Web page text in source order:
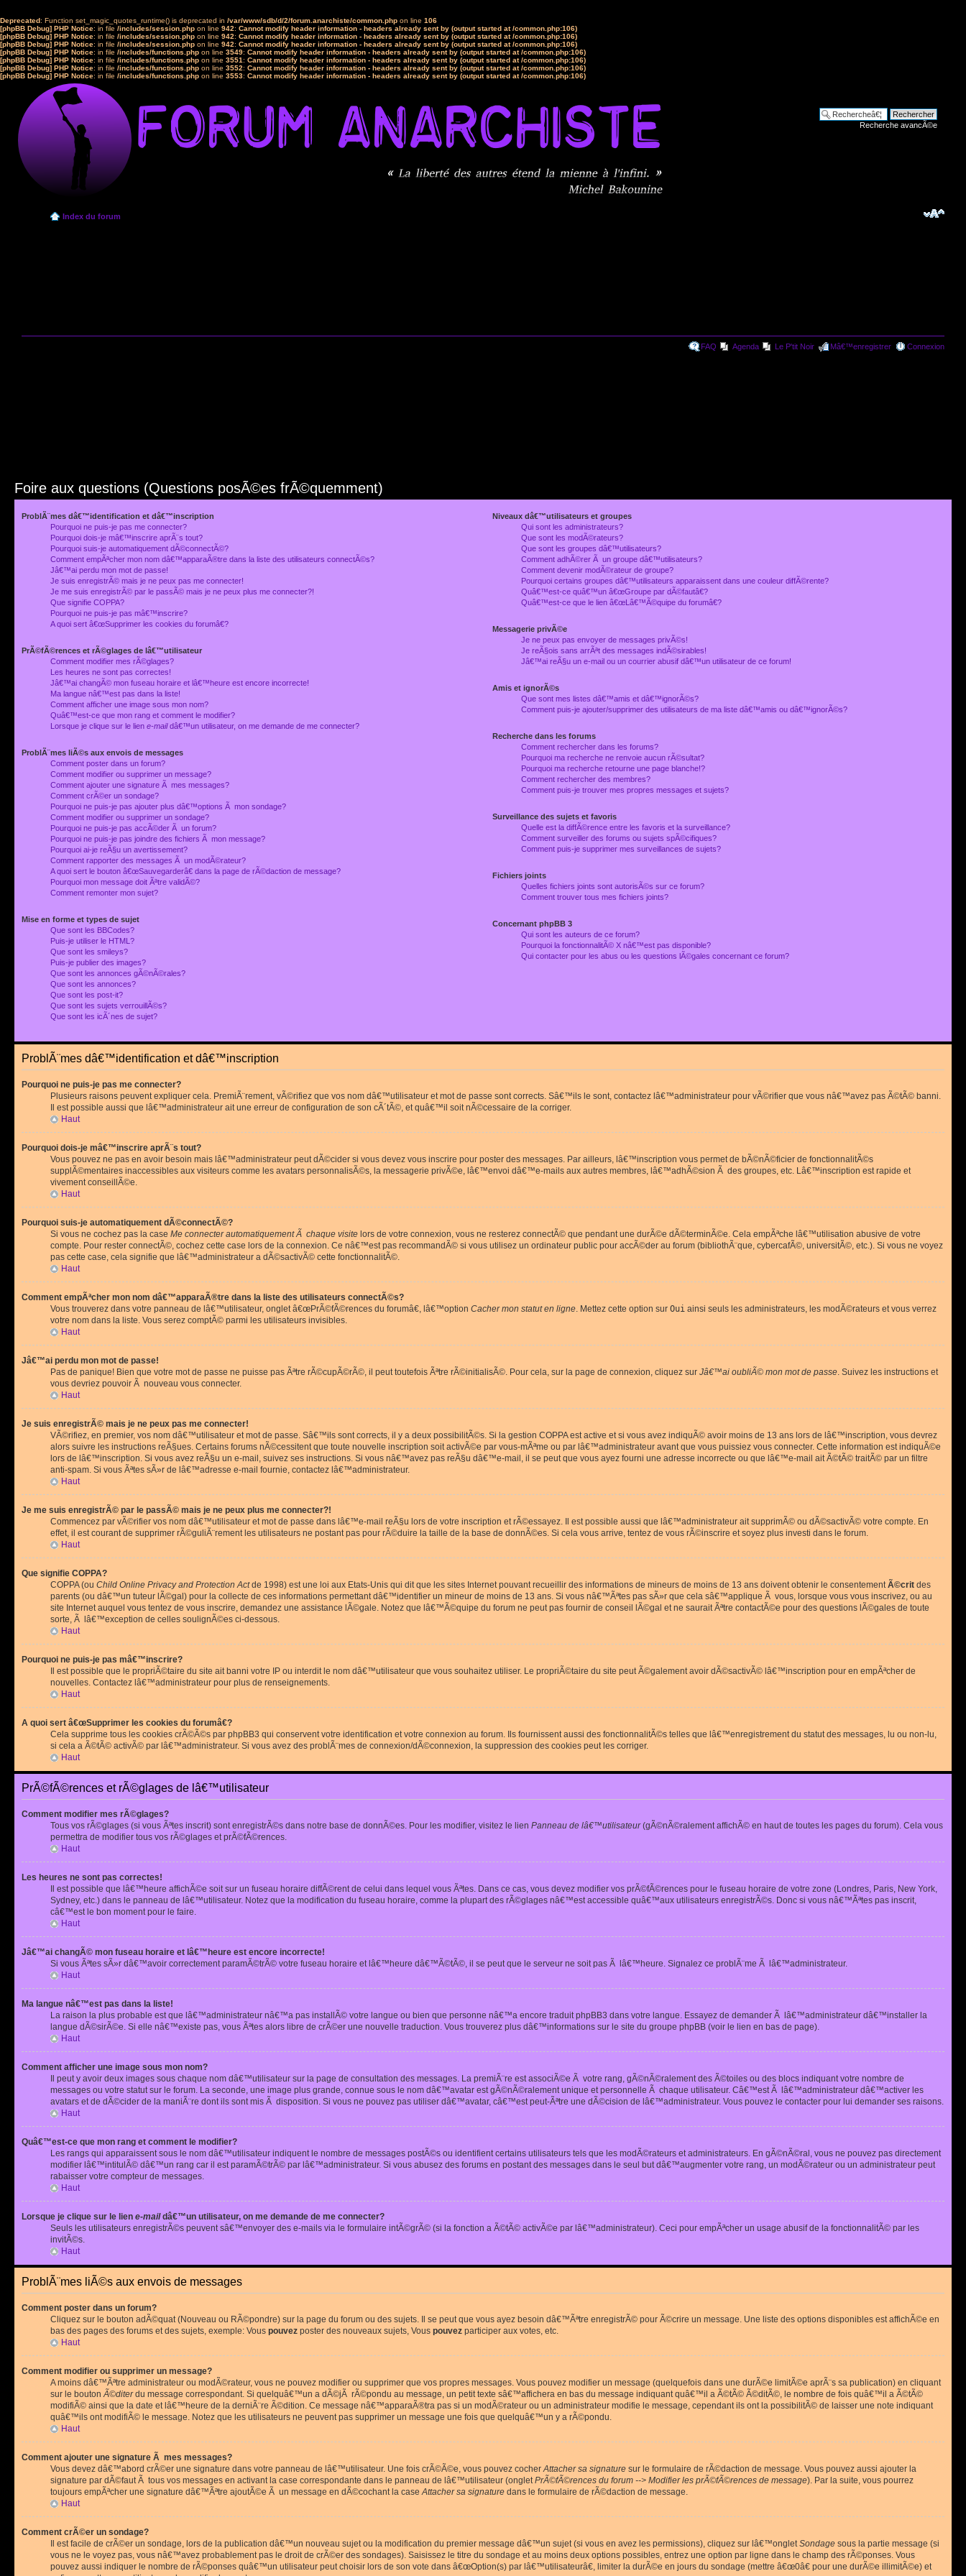
Deprecated: Function set_magic_quotes_runtime() is deprecated in /var/www/sdb/d/2/forum.anarchiste/common.php on line 106
[phpBB Debug] PHP Notice: in file /includes/session.php on line 942: Cannot modify header information - headers already sent by (output started at /common.php:106)
[phpBB Debug] PHP Notice: in file /includes/session.php on line 942: Cannot modify header information - headers already sent by (output started at /common.php:106)
[phpBB Debug] PHP Notice: in file /includes/session.php on line 942: Cannot modify header information - headers already sent by (output started at /common.php:106)
[phpBB Debug] PHP Notice: in file /includes/functions.php on line 3549: Cannot modify header information - headers already sent by (output started at /common.php:106)
[phpBB Debug] PHP Notice: in file /includes/functions.php on line 3551: Cannot modify header information - headers already sent by (output started at /common.php:106)
[phpBB Debug] PHP Notice: in file /includes/functions.php on line 3552: Cannot modify header information - headers already sent by (output started at /common.php:106)
[phpBB Debug] PHP Notice: in file /includes/functions.php on line 3553: Cannot modify header information - headers already sent by (output started at /common.php:106)
Recherche avancÃ©e
Index du forum
FAQ Agenda Le P'tit Noir Mâ€™enregistrer Connexion
Foire aux questions (Questions posÃ©es frÃ©quemment)
ProblÃ¨mes dâ€™identification et dâ€™inscription
Pourquoi ne puis-je pas me connecter?
Pourquoi dois-je mâ€™inscrire aprÃ¨s tout?
Pourquoi suis-je automatiquement dÃ©connectÃ©?
Comment empÃªcher mon nom dâ€™apparaÃ®tre dans la liste des utilisateurs connectÃ©s?
Jâ€™ai perdu mon mot de passe!
Je suis enregistrÃ© mais je ne peux pas me connecter!
Je me suis enregistrÃ© par le passÃ© mais je ne peux plus me connecter?!
Que signifie COPPA?
Pourquoi ne puis-je pas mâ€™inscrire?
A quoi sert â€œSupprimer les cookies du forumâ€?
PrÃ©fÃ©rences et rÃ©glages de lâ€™utilisateur
Comment modifier mes rÃ©glages?
Les heures ne sont pas correctes!
Jâ€™ai changÃ© mon fuseau horaire et lâ€™heure est encore incorrecte!
Ma langue nâ€™est pas dans la liste!
Comment afficher une image sous mon nom?
Quâ€™est-ce que mon rang et comment le modifier?
Lorsque je clique sur le lien e-maildâ€™un utilisateur, on me demande de me connecter?
ProblÃ¨mes liÃ©s aux envois de messages
Comment poster dans un forum?
Comment modifier ou supprimer un message?
Comment ajouter une signature Ã mes messages?
Comment crÃ©er un sondage?
Pourquoi ne puis-je pas ajouter plus dâ€™options Ã mon sondage?
Comment modifier ou supprimer un sondage?
Pourquoi ne puis-je pas accÃ©der Ã un forum?
Pourquoi ne puis-je pas joindre des fichiers Ã mon message?
Pourquoi ai-je reÃ§u un avertissement?
Comment rapporter des messages Ã un modÃ©rateur?
A quoi sert le bouton â€œSauvegarderâ€ dans la page de rÃ©daction de message?
Pourquoi mon message doit Ãªtre validÃ©?
Comment remonter mon sujet?
Mise en forme et types de sujet
Que sont les BBCodes?
Puis-je utiliser le HTML?
Que sont les smileys?
Puis-je publier des images?
Que sont les annonces gÃ©nÃ©rales?
Que sont les annonces?
Que sont les post-it?
Que sont les sujets verrouillÃ©s?
Que sont les icÃ´nes de sujet?
Niveaux dâ€™utilisateurs et groupes
Qui sont les administrateurs?
Que sont les modÃ©rateurs?
Que sont les groupes dâ€™utilisateurs?
Comment adhÃ©rer Ã un groupe dâ€™utilisateurs?
Comment devenir modÃ©rateur de groupe?
Pourquoi certains groupes dâ€™utilisateurs apparaissent dans une couleur diffÃ©rente?
Quâ€™est-ce quâ€™un â€œGroupe par dÃ©fautâ€?
Quâ€™est-ce que le lien â€œLâ€™Ã©quipe du forumâ€?
Messagerie privÃ©e
Je ne peux pas envoyer de messages privÃ©s!
Je reÃ§ois sans arrÃªt des messages indÃ©sirables!
Jâ€™ai reÃ§u un e-mail ou un courrier abusif dâ€™un utilisateur de ce forum!
Amis et ignorÃ©s
Que sont mes listes dâ€™amis et dâ€™ignorÃ©s?
Comment puis-je ajouter/supprimer des utilisateurs de ma liste dâ€™amis ou dâ€™ignorÃ©s?
Recherche dans les forums
Comment rechercher dans les forums?
Pourquoi ma recherche ne renvoie aucun rÃ©sultat?
Pourquoi ma recherche retourne une page blanche!?
Comment rechercher des membres?
Comment puis-je trouver mes propres messages et sujets?
Surveillance des sujets et favoris
Quelle est la diffÃ©rence entre les favoris et la surveillance?
Comment surveiller des forums ou sujets spÃ©cifiques?
Comment puis-je supprimer mes surveillances de sujets?
Fichiers joints
Quelles fichiers joints sont autorisÃ©s sur ce forum?
Comment trouver tous mes fichiers joints?
Concernant phpBB 3
Qui sont les auteurs de ce forum?
Pourquoi la fonctionnalitÃ© X nâ€™est pas disponible?
Qui contacter pour les abus ou les questions lÃ©gales concernant ce forum?
ProblÃ¨mes dâ€™identification et dâ€™inscription
Pourquoi ne puis-je pas me connecter?
Plusieurs raisons peuvent expliquer cela. PremiÃ¨rement, vÃ©rifiez que vos nom dâ€™utilisateur et mot de passe sont corrects. Sâ€™ils le sont, contactez lâ€™administrateur pour vÃ©rifier que vous nâ€™avez pas Ã©tÃ© banni.
Il est possible aussi que lâ€™administrateur ait une erreur de configuration de son cÃ´tÃ©, et quâ€™il soit nÃ©cessaire de la corriger.
Haut
Pourquoi dois-je mâ€™inscrire aprÃ¨s tout?
Vous pouvez ne pas en avoir besoin mais lâ€™administrateur peut dÃ©cider si vous devez vous inscrire pour poster des messages. Par ailleurs, lâ€™inscription vous permet de bÃ©nÃ©ficier de fonctionnalitÃ©s
supplÃ©mentaires inaccessibles aux visiteurs comme les avatars personnalisÃ©s, la messagerie privÃ©e, lâ€™envoi dâ€™e-mails aux autres membres, lâ€™adhÃ©sion Ã des groupes, etc. Lâ€™inscription est rapide et
vivement conseillÃ©e.
Haut
Pourquoi suis-je automatiquement dÃ©connectÃ©?
Si vous ne cochez pas la case Me connecter automatiquement Ã chaque visite lors de votre connexion, vous ne resterez connectÃ© que pendant une durÃ©e dÃ©terminÃ©e. Cela empÃªche lâ€™utilisation abusive de votre
compte. Pour rester connectÃ©, cochez cette case lors de la connexion. Ce nâ€™est pas recommandÃ© si vous utilisez un ordinateur public pour accÃ©der au forum (bibliothÃ¨que, cybercafÃ©, universitÃ©, etc.). Si vous ne voyez
pas cette case, cela signifie que lâ€™administrateur a dÃ©sactivÃ© cette fonctionnalitÃ©.
Haut
Comment empÃªcher mon nom dâ€™apparaÃ®tre dans la liste des utilisateurs connectÃ©s?
Vous trouverez dans votre panneau de lâ€™utilisateur, onglet â€œPrÃ©fÃ©rences du forumâ€, lâ€™option Cacher mon statut en ligne. Mettez cette option sur Oui ainsi seuls les administrateurs, les modÃ©rateurs et vous verrez
votre nom dans la liste. Vous serez comptÃ© parmi les utilisateurs invisibles.
Haut
Jâ€™ai perdu mon mot de passe!
Pas de panique! Bien que votre mot de passe ne puisse pas Ãªtre rÃ©cupÃ©rÃ©, il peut toutefois Ãªtre rÃ©initialisÃ©. Pour cela, sur la page de connexion, cliquez sur Jâ€™ai oubliÃ© mon mot de passe. Suivez les instructions et
vous devriez pouvoir Ã nouveau vous connecter.
Haut
Je suis enregistrÃ© mais je ne peux pas me connecter!
VÃ©rifiez, en premier, vos nom dâ€™utilisateur et mot de passe. Sâ€™ils sont corrects, il y a deux possibilitÃ©s. Si la gestion COPPA est active et si vous avez indiquÃ© avoir moins de 13 ans lors de lâ€™inscription, vous devrez
alors suivre les instructions reÃ§ues. Certains forums nÃ©cessitent que toute nouvelle inscription soit activÃ©e par vous-mÃªme ou par lâ€™administrateur avant que vous puissiez vous connecter. Cette information est indiquÃ©e
lors de lâ€™inscription. Si vous avez reÃ§u un e-mail, suivez ses instructions. Si vous nâ€™avez pas reÃ§u dâ€™e-mail, il se peut que vous ayez fourni une adresse incorrecte ou que lâ€™e-mail ait Ã©tÃ© traitÃ© par un filtre
anti-spam. Si vous Ãªtes sÃ»r de lâ€™adresse e-mail fournie, contactez lâ€™administrateur.
Haut
Je me suis enregistrÃ© par le passÃ© mais je ne peux plus me connecter?!
Commencez par vÃ©rifier vos nom dâ€™utilisateur et mot de passe dans lâ€™e-mail reÃ§u lors de votre inscription et rÃ©essayez. Il est possible aussi que lâ€™administrateur ait supprimÃ© ou dÃ©sactivÃ© votre compte. En
effet, il est courant de supprimer rÃ©guliÃ¨rement les utilisateurs ne postant pas pour rÃ©duire la taille de la base de donnÃ©es. Si cela vous arrive, tentez de vous rÃ©inscrire et soyez plus investi dans le forum.
Haut
Que signifie COPPA?
COPPA (ou Child Online Privacy and Protection Actde 1998) est une loi aux Etats-Unis qui dit que les sites Internet pouvant recueillir des informations de mineurs de moins de 13 ans doivent obtenir le consentementÃ©crit des
parents (ou dâ€™un tuteur lÃ©gal) pour la collecte de ces informations permettant dâ€™identifier un mineur de moins de 13 ans. Si vous nâ€™Ãªtes pas sÃ»r que cela sâ€™applique Ã vous, lorsque vous vous inscrivez, ou au
site Internet auquel vous tentez de vous inscrire, demandez une assistance lÃ©gale. Notez que lâ€™Ã©quipe du forum ne peut pas fournir de conseil lÃ©gal et ne saurait Ãªtre contactÃ©e pour des questions lÃ©gales de toute
sorte, Ã lâ€™exception de celles soulignÃ©es ci-dessous.
Haut
Pourquoi ne puis-je pas mâ€™inscrire?
Il est possible que le propriÃ©taire du site ait banni votre IP ou interdit le nom dâ€™utilisateur que vous souhaitez utiliser. Le propriÃ©taire du site peut Ã©galement avoir dÃ©sactivÃ© lâ€™inscription pour en empÃªcher de
nouvelles. Contactez lâ€™administrateur pour plus de renseignements.
Haut
A quoi sert â€œSupprimer les cookies du forumâ€?
Cela supprime tous les cookies crÃ©Ã©s par phpBB3 qui conservent votre identification et votre connexion au forum. Ils fournissent aussi des fonctionnalitÃ©s telles que lâ€™enregistrement du statut des messages, lu ou non-lu,
si cela a Ã©tÃ© activÃ© par lâ€™administrateur. Si vous avez des problÃ¨mes de connexion/dÃ©connexion, la suppression des cookies peut les corriger.
Haut
PrÃ©fÃ©rences et rÃ©glages de lâ€™utilisateur
Comment modifier mes rÃ©glages?
Tous vos rÃ©glages (si vous Ãªtes inscrit) sont enregistrÃ©s dans notre base de donnÃ©es. Pour les modifier, visitez le lien Panneau de lâ€™utilisateur(gÃ©nÃ©ralement affichÃ© en haut de toutes les pages du forum). Cela vous
permettra de modifier tous vos rÃ©glages et prÃ©fÃ©rences.
Haut
Les heures ne sont pas correctes!
Il est possible que lâ€™heure affichÃ©e soit sur un fuseau horaire diffÃ©rent de celui dans lequel vous Ãªtes. Dans ce cas, vous devez modifier vos prÃ©fÃ©rences pour le fuseau horaire de votre zone (Londres, Paris, New York,
Sydney, etc.) dans le panneau de lâ€™utilisateur. Notez que la modification du fuseau horaire, comme la plupart des rÃ©glages nâ€™est accessible quâ€™aux utilisateurs enregistrÃ©s. Donc si vous nâ€™Ãªtes pas inscrit,
câ€™est le bon moment pour le faire.
Haut
Jâ€™ai changÃ© mon fuseau horaire et lâ€™heure est encore incorrecte!
Si vous Ãªtes sÃ»r dâ€™avoir correctement paramÃ©trÃ© votre fuseau horaire et lâ€™heure dâ€™Ã©tÃ©, il se peut que le serveur ne soit pas Ã lâ€™heure. Signalez ce problÃ¨me Ã lâ€™administrateur.
Haut
Ma langue nâ€™est pas dans la liste!
La raison la plus probable est que lâ€™administrateur nâ€™a pas installÃ© votre langue ou bien que personne nâ€™a encore traduit phpBB3 dans votre langue. Essayez de demander Ã lâ€™administrateur dâ€™installer la
langue dÃ©sirÃ©e. Si elle nâ€™existe pas, vous Ãªtes alors libre de crÃ©er une nouvelle traduction. Vous trouverez plus dâ€™informations sur le site du groupe phpBB (voir le lien en bas de page).
Haut
Comment afficher une image sous mon nom?
Il peut y avoir deux images sous chaque nom dâ€™utilisateur sur la page de consultation des messages. La premiÃ¨re est associÃ©e Ã votre rang, gÃ©nÃ©ralement des Ã©toiles ou des blocs indiquant votre nombre de
messages ou votre statut sur le forum. La seconde, une image plus grande, connue sous le nom dâ€™avatar est gÃ©nÃ©ralement unique et personnelle Ã chaque utilisateur. Câ€™est Ã lâ€™administrateur dâ€™activer les
avatars et de dÃ©cider de la maniÃ¨re dont ils sont mis Ã disposition. Si vous ne pouvez pas utiliser dâ€™avatar, câ€™est peut-Ãªtre une dÃ©cision de lâ€™administrateur. Vous pouvez le contacter pour lui demander ses raisons.
Haut
Quâ€™est-ce que mon rang et comment le modifier?
Les rangs qui apparaissent sous le nom dâ€™utilisateur indiquent le nombre de messages postÃ©s ou identifient certains utilisateurs tels que les modÃ©rateurs et administrateurs. En gÃ©nÃ©ral, vous ne pouvez pas directement
modifier lâ€™intitulÃ© dâ€™un rang car il est paramÃ©trÃ© par lâ€™administrateur. Si vous abusez des forums en postant des messages dans le seul but dâ€™augmenter votre rang, un modÃ©rateur ou un administrateur peut
rabaisser votre compteur de messages.
Haut
Lorsque je clique sur le lien e-maildâ€™un utilisateur, on me demande de me connecter?
Seuls les utilisateurs enregistrÃ©s peuvent sâ€™envoyer des e-mails via le formulaire intÃ©grÃ© (si la fonction a Ã©tÃ© activÃ©e par lâ€™administrateur). Ceci pour empÃªcher un usage abusif de la fonctionnalitÃ© par les
invitÃ©s.
Haut
ProblÃ¨mes liÃ©s aux envois de messages
Comment poster dans un forum?
Cliquez sur le bouton adÃ©quat (Nouveau ou RÃ©pondre) sur la page du forum ou des sujets. Il se peut que vous ayez besoin dâ€™Ãªtre enregistrÃ© pour Ã©crire un message. Une liste des options disponibles est affichÃ©e en
bas des pages des forums et des sujets, exemple: Vous pouvez poster des nouveaux sujets, Vous pouvez participer aux votes, etc.
Haut
Comment modifier ou supprimer un message?
A moins dâ€™Ãªtre administrateur ou modÃ©rateur, vous ne pouvez modifier ou supprimer que vos propres messages. Vous pouvez modifier un message (quelquefois dans une durÃ©e limitÃ©e aprÃ¨s sa publication) en cliquant
sur le boutonÃ©diterdu message correspondant. Si quelquâ€™un a dÃ©jÃ rÃ©pondu au message, un petit texte sâ€™affichera en bas du message indiquant quâ€™il a Ã©tÃ© Ã©ditÃ©, le nombre de fois quâ€™il a Ã©tÃ©
modifiÃ© ainsi que la date et lâ€™heure de la derniÃ¨re Ã©dition. Ce message nâ€™apparaÃ®tra pas si un modÃ©rateur ou un administrateur modifie le message, cependant ils ont la possibilitÃ© de laisser une note indiquant
quâ€™ils ont modifiÃ© le message. Notez que les utilisateurs ne peuvent pas supprimer un message une fois que quelquâ€™un y a rÃ©pondu.
Haut
Comment ajouter une signature Ã mes messages?
Vous devez dâ€™abord crÃ©er une signature dans votre panneau de lâ€™utilisateur. Une fois crÃ©Ã©e, vous pouvez cocherAttacher sa signature sur le formulaire de rÃ©daction de message. Vous pouvez aussi ajouter la
signature par dÃ©faut Ã tous vos messages en activant la case correspondante dans le panneau de lâ€™utilisateur (ongletPrÃ©fÃ©rences du forum --> Modifier les prÃ©fÃ©rences de message). Par la suite, vous pourrez
toujours empÃªcher une signature dâ€™Ãªtre ajoutÃ©e Ã un message en dÃ©cochant la caseAttacher sa signature dans le formulaire de rÃ©daction de message.
Haut
Comment crÃ©er un sondage?
Il est facile de crÃ©er un sondage, lors de la publication dâ€™un nouveau sujet ou la modification du premier message dâ€™un sujet (si vous en avez les permissions), cliquez sur lâ€™ongletSondage sous la partie message (si
vous ne le voyez pas, vous nâ€™avez probablement pas le droit de crÃ©er des sondages). Saisissez le titre du sondage et au moins deux options possibles, entrez une option par ligne dans le champ des rÃ©ponses. Vous
pouvez aussi indiquer le nombre de rÃ©ponses quâ€™un utilisateur peut choisir lors de son vote dans â€œOption(s) par lâ€™utilisateurâ€, limiter la durÃ©e en jours du sondage (mettre â€œ0â€ pour une durÃ©e illimitÃ©e) et